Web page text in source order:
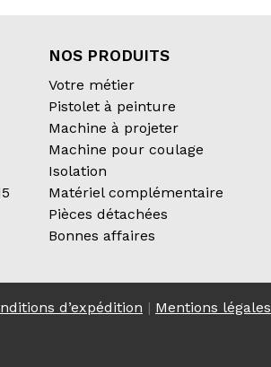
NOS PRODUITS
Votre métier
Pistolet à peinture
Machine à projeter
Machine pour coulage
Isolation
Matériel complémentaire
Pièces détachées
Bonnes affaires
d’expédition | Mentions légales